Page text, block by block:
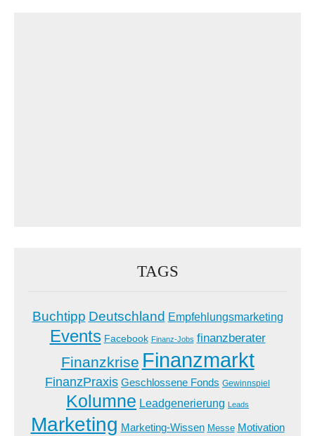
TAGS
Buchtipp Deutschland Empfehlungsmarketing
Events Facebook Finanz-Jobs finanzberater
Finanzkrise Finanzmarkt
FinanzPraxis Geschlossene Fonds Gewinnspiel
Kolumne Leadgenerierung Leads
Marketing Marketing-Wissen Messe Motivation